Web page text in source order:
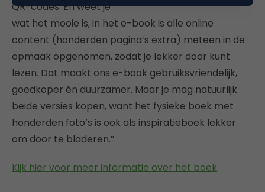
QR-codes. En weet je
wat het mooie is, in het e-book is alle online
content (honderden pagina’s extra) meteen in de
opmaak opgenomen, zodat je lekker door kunt
lezen. Dat maakt ons e-book gebruiksvriendelijk,
goedkoper én duurzamer. Maar je mag natuurlijk
beide versies kopen, want het fysieke boek met
honderden foto’s is ook als inspiratieboek lekker
om door te bladeren.”
Kijk hier voor meer informatie over het boek.